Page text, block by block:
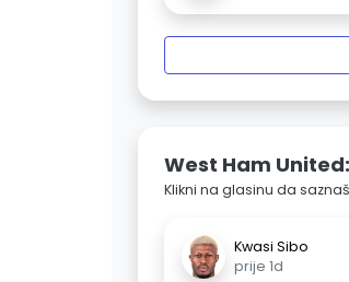
West Ham
Klikni na glasinu da
Kwasi Sibo
prije 1d